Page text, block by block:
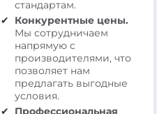
стандартам.
Конкурентные цены.
Мы сотрудничаем
напрямую с
производителями, что
позволяет нам
предлагать выгодные
условия.
Профессиональная